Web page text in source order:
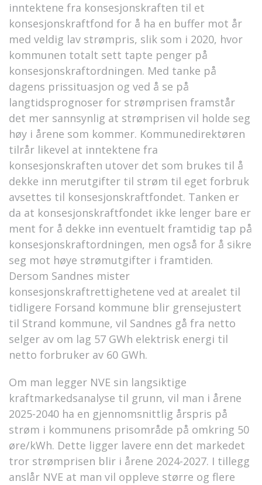
inntektene fra konsesjonskraften til et
konsesjonskraftfond for å ha en buffer mot år
med veldig lav strømpris, slik som i 2020, hvor
kommunen totalt sett tapte penger på
konsesjonskraftordningen. Med tanke på
dagens prissituasjon og ved å se på
langtidsprognoser for strømprisen framstår
det mer sannsynlig at strømprisen vil holde seg
høy i årene som kommer. Kommunedirektøren
tilrår likevel at inntektene fra
konsesjonskraften utover det som brukes til å
dekke inn merutgifter til strøm til eget forbruk
avsettes til konsesjonskraftfondet. Tanken er
da at konsesjonskraftfondet ikke lenger bare er
ment for å dekke inn eventuelt framtidig tap på
konsesjonskraftordningen, men også for å sikre
seg mot høye strømutgifter i framtiden.
Dersom Sandnes mister
konsesjonskraftrettighetene ved at arealet til
tidligere Forsand kommune blir grensejustert
til Strand kommune, vil Sandnes gå fra netto
selger av om lag 57 GWh elektrisk energi til
netto forbruker av 60 GWh.
Om man legger NVE sin langsiktige
kraftmarkedsanalyse til grunn, vil man i årene
2025-2040 ha en gjennomsnittlig årspris på
strøm i kommunens prisområde på omkring 50
øre/kWh. Dette ligger lavere enn det markedet
tror strømprisen blir i årene 2024-2027. I tillegg
anslår NVE at man vil oppleve større og flere